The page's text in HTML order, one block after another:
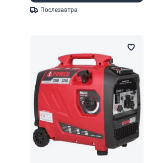
Послезавтра